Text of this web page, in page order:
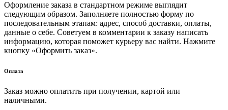
Оформление заказа в стандартном режиме выглядит
следующим образом. Заполняете полностью форму по
последовательным этапам: адрес, способ доставки, оплаты,
данные о себе. Советуем в комментарии к заказу написать
информацию, которая поможет курьеру вас найти. Нажмите
кнопку «Оформить заказ».
Оплата
Заказ можно оплатить при получении, картой или
наличными.